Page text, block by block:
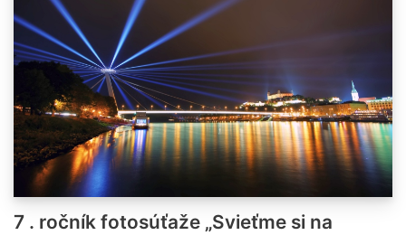
7 . ročník fotosúťaže „Svieťme si na